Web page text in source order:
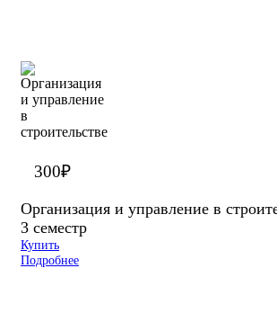
300₽
Организация и управление в
3 семестр
Купить
Подробнее